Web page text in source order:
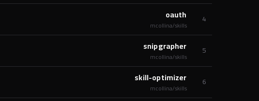
4
oauth
mcollina/skills
5
snipgrapher
mcollina/skills
6
skill-optimizer
mcollina/skills